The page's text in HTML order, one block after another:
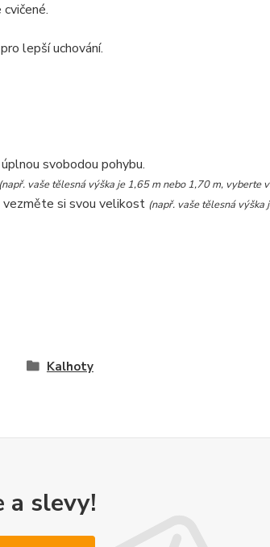
lepší uchování.
svobodou pohybu.
(např. vaše tělesná výška je 1,65 m nebo 1,70 m, vyberte
vezměte si svou velikost (např. vaše tělesná
Kalhoty
a slevy!